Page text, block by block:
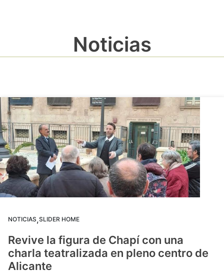
Noticias
NOTICIAS,SLIDER HOME
Revive la figura de Chapí con una
charla teatralizada en pleno centro de
Alicante